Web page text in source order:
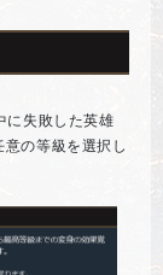
に失敗した英雄
の等級を選択し